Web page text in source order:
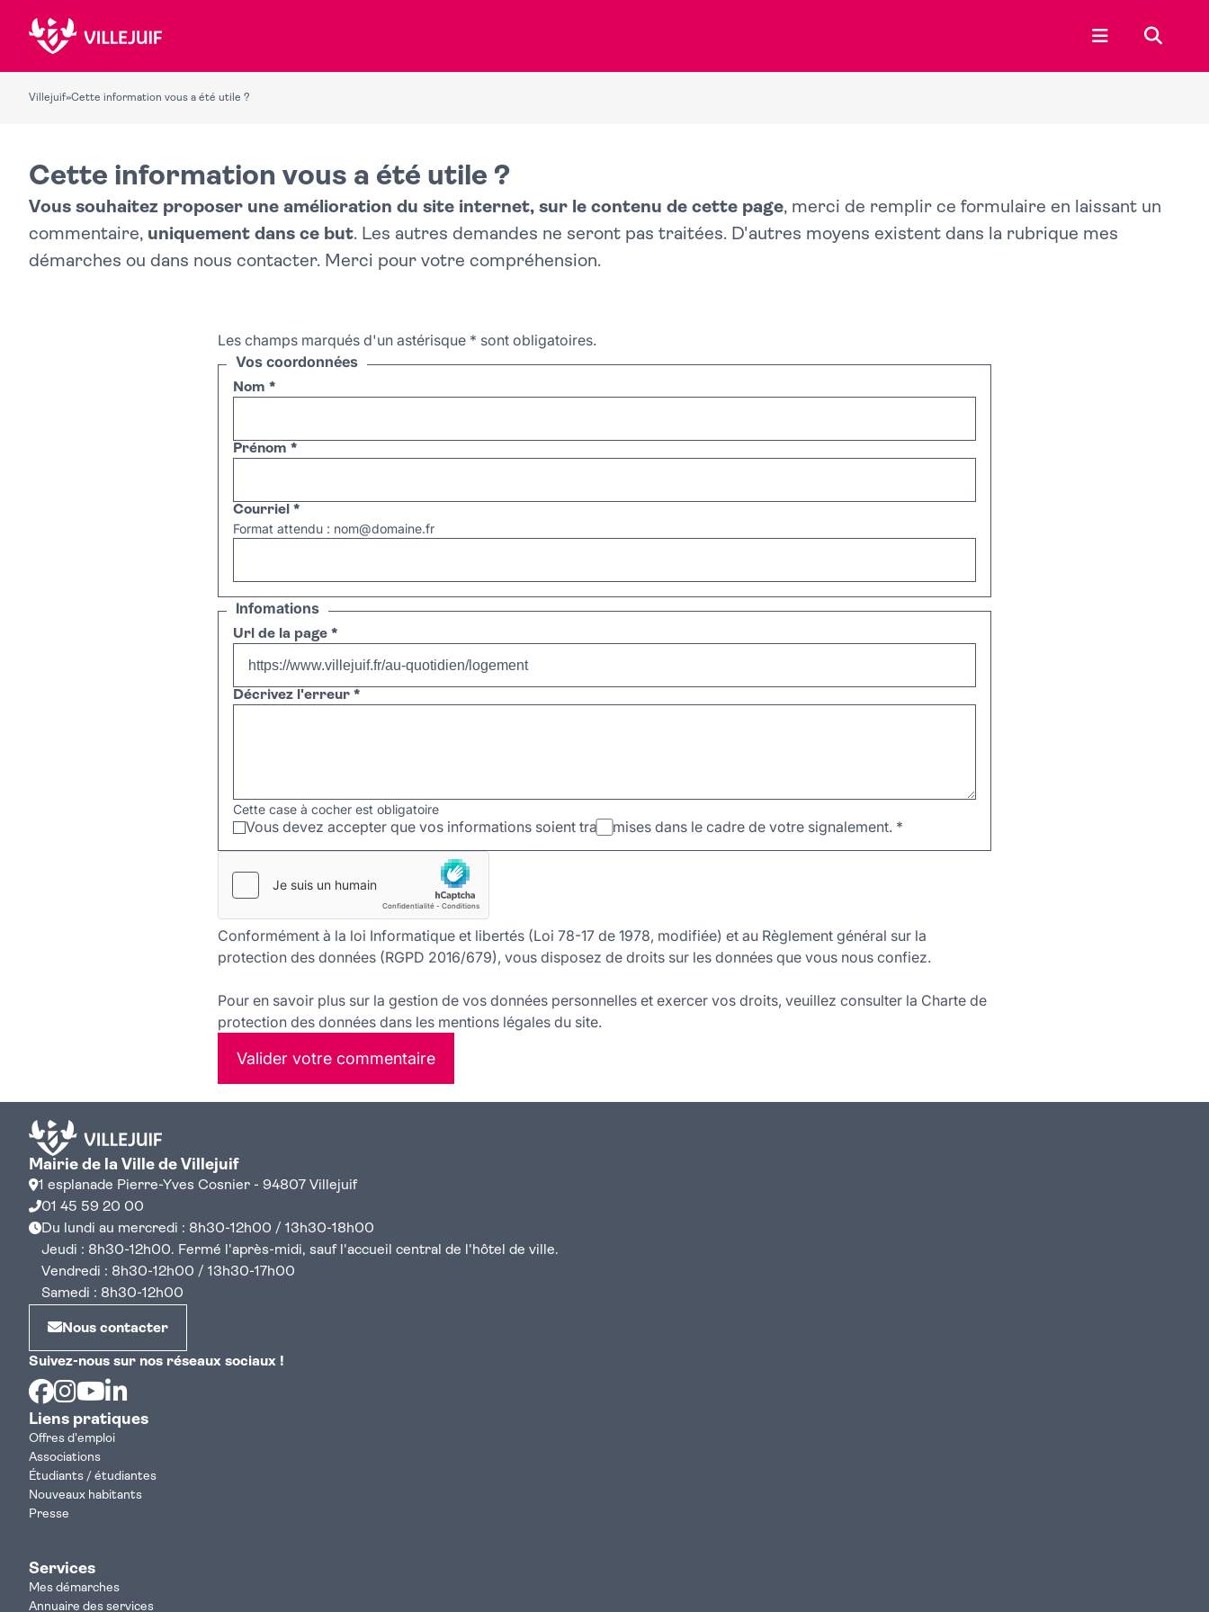
Ouvrir le menu
Villejuif»Cette information vous a été utile ?
Cette information vous a été utile ?
Vous souhaitez proposer une amélioration du site internet, sur le contenu de cette page, merci de remplir ce formulaire en laissant un
commentaire, uniquement dans ce but. Les autres demandes ne seront pas traitées. D'autres moyens existent dans la rubrique mes
démarches ou dans nous contacter. Merci pour votre compréhension.
Les champs marqués d'un astérisque * sont obligatoires.
Vos coordonnées
Nom *
Prénom *
Courriel *
Format attendu : nom@domaine.fr
Infomations
Url de la page *
Décrivez l'erreur *
Cette case à cocher est obligatoire
Vous devez accepter que vos informations soient transmises dans le cadre de votre signalement. *
Conformément à la loi Informatique et libertés (Loi 78-17 de 1978, modifiée) et au Règlement général sur la
protection des données (RGPD 2016/679), vous disposez de droits sur les données que vous nous confiez.
Pour en savoir plus sur la gestion de vos données personnelles et exercer vos droits, veuillez consulter la Charte de
protection des données dans les mentions légales du site.
Valider votre commentaire
Mairie de la Ville de Villejuif
1 esplanade Pierre-Yves Cosnier - 94807 Villejuif
01 45 59 20 00
Du lundi au mercredi : 8h30-12h00 / 13h30-18h00
Jeudi : 8h30-12h00. Fermé l'après-midi, sauf l'accueil central de l'hôtel de ville.
Vendredi : 8h30-12h00 / 13h30-17h00
Samedi : 8h30-12h00
Nous contacter
Suivez-nous sur nos réseaux sociaux !
Facebook
Instagram
Youtube
Liens pratiques
Offres d'emploi
Associations
Étudiants / étudiantes
Nouveaux habitants
Presse
Services
Mes démarches
Annuaire des services